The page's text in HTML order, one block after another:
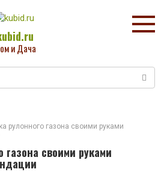
и Дача
рулонного газона своими руками
газона своими руками